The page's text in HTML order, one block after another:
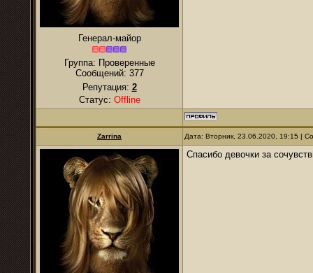
Генерал-майор
Группа: Проверенные
Сообщений: 377
Репутация: 2
Статус: Offline
Zarrina Дата: Вторник, 23.06.2020, 19:15 |
Спасибо девочки за